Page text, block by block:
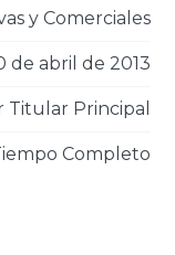
y Comerciales
de abril de 2013
Titular Principal
Completo